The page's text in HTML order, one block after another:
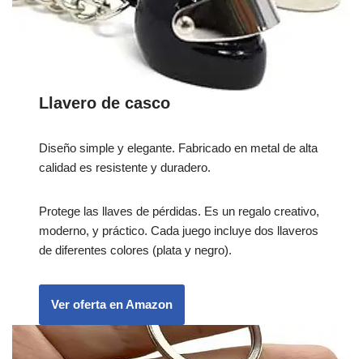
Llavero de casco
Diseño simple y elegante. Fabricado en metal de alta
calidad es resistente y duradero.
Protege las llaves de pérdidas. Es un regalo creativo,
moderno, y práctico. Cada juego incluye dos llaveros
de diferentes colores (plata y negro).
Ver oferta en Amazon